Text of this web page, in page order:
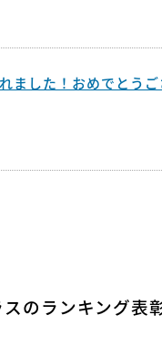
ました！おめでとう
のランキング表彰